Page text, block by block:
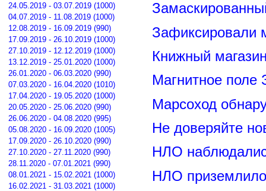
24.05.2019 - 03.07.2019 (1000)
04.07.2019 - 11.08.2019 (1000)
12.08.2019 - 16.09.2019 (990)
17.09.2019 - 26.10.2019 (1000)
27.10.2019 - 12.12.2019 (1000)
13.12.2019 - 25.01.2020 (1000)
26.01.2020 - 06.03.2020 (990)
07.03.2020 - 16.04.2020 (1010)
17.04.2020 - 19.05.2020 (1000)
20.05.2020 - 25.06.2020 (990)
26.06.2020 - 04.08.2020 (995)
05.08.2020 - 16.09.2020 (1005)
17.09.2020 - 26.10.2020 (990)
27.10.2020 - 27.11.2020 (990)
28.11.2020 - 07.01.2021 (990)
08.01.2021 - 15.02.2021 (1000)
16.02.2021 - 31.03.2021 (1000)
Зафиксировали
Книжный
Магнитное поле
Марсоход
Не доверяйте
НЛО
НЛО